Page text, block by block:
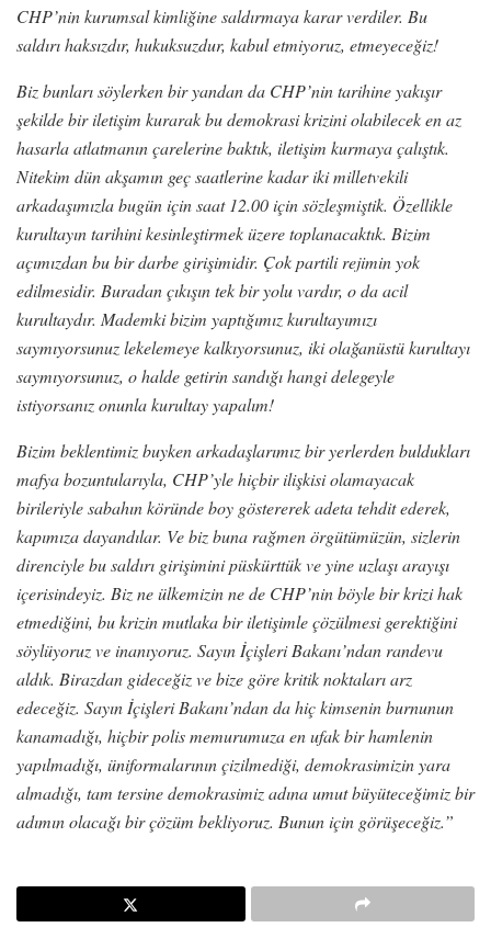
CHP’nin kurumsal kimliğine saldırmaya karar verdiler. Bu
saldırı haksızdır, hukuksuzdur, kabul etmiyoruz, etmeyeceğiz!
Biz bunları söylerken bir yandan da CHP’nin tarihine yakışır
şekilde bir iletişim kurarak bu demokrasi krizini olabilecek en az
hasarla atlatmanın çarelerine baktık, iletişim kurmaya çalıştık.
Nitekim dün akşamın geç saatlerine kadar iki milletvekili
arkadaşımızla bugün için saat 12.00 için sözleşmiştik. Özellikle
kurultayın tarihini kesinleştirmek üzere toplanacaktık. Bizim
açımızdan bu bir darbe girişimidir. Çok partili rejimin yok
edilmesidir. Buradan çıkışın tek bir yolu vardır, o da acil
kurultaydır. Mademki bizim yaptığımız kurultayımızı
saymıyorsunuz lekelemeye kalkıyorsunuz, iki olağanüstü kurultayı
saymıyorsunuz, o halde getirin sandığı hangi delegeyle
istiyorsanız onunla kurultay yapalım!
Bizim beklentimiz buyken arkadaşlarımız bir yerlerden buldukları
mafya bozuntularıyla, CHP’yle hiçbir ilişkisi olamayacak
birileriyle sabahın köründe boy göstererek adeta tehdit ederek,
kapımıza dayandılar. Ve biz buna rağmen örgütümüzün, sizlerin
direnciyle bu saldırı girişimini püskürttük ve yine uzlaşı arayışı
içerisindeyiz. Biz ne ülkemizin ne de CHP’nin böyle bir krizi hak
etmediğini, bu krizin mutlaka bir iletişimle çözülmesi gerektiğini
söylüyoruz ve inanıyoruz. Sayın İçişleri Bakanı’ndan randevu
aldık. Birazdan gideceğiz ve bize göre kritik noktaları arz
edeceğiz. Sayın İçişleri Bakanı’ndan da hiç kimsenin burnunun
kanamadığı, hiçbir polis memurumuza en ufak bir hamlenin
yapılmadığı, üniformalarının çizilmediği, demokrasimizin yara
almadığı, tam tersine demokrasimiz adına umut büyüteceğimiz bir
adımın olacağı bir çözüm bekliyoruz. Bunun için görüşeceğiz.”